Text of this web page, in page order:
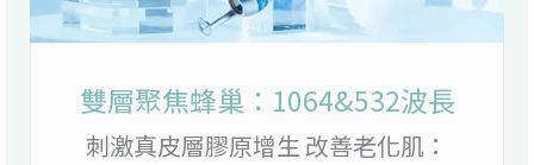
雙層聚焦蜂巢：1064&532波長
刺激真皮層膠原增生 改善老化肌：